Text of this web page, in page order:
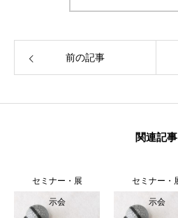
ITよろず相談
お知らせ プライバ
前の記事
関連記事
セミナー・展
示会
セミナー・
示会